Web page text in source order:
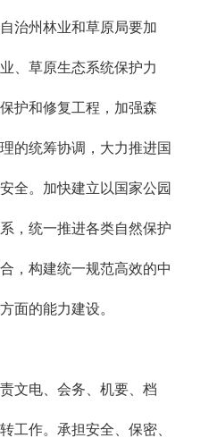
州林业和草原局要加
、草原生态系统保护力
护和修复工程，加强森
的统筹协调，大力推进国
全。加快建立以国家公园
，统一推进各类自然保护
，构建统一规范高效的中
面的能力建设。
电、会务、机要、档
工作。承担安全、保密、